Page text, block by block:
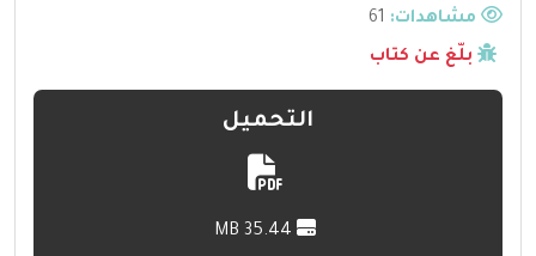
مشاهدات:
بلّغ عن كتاب
التحميل